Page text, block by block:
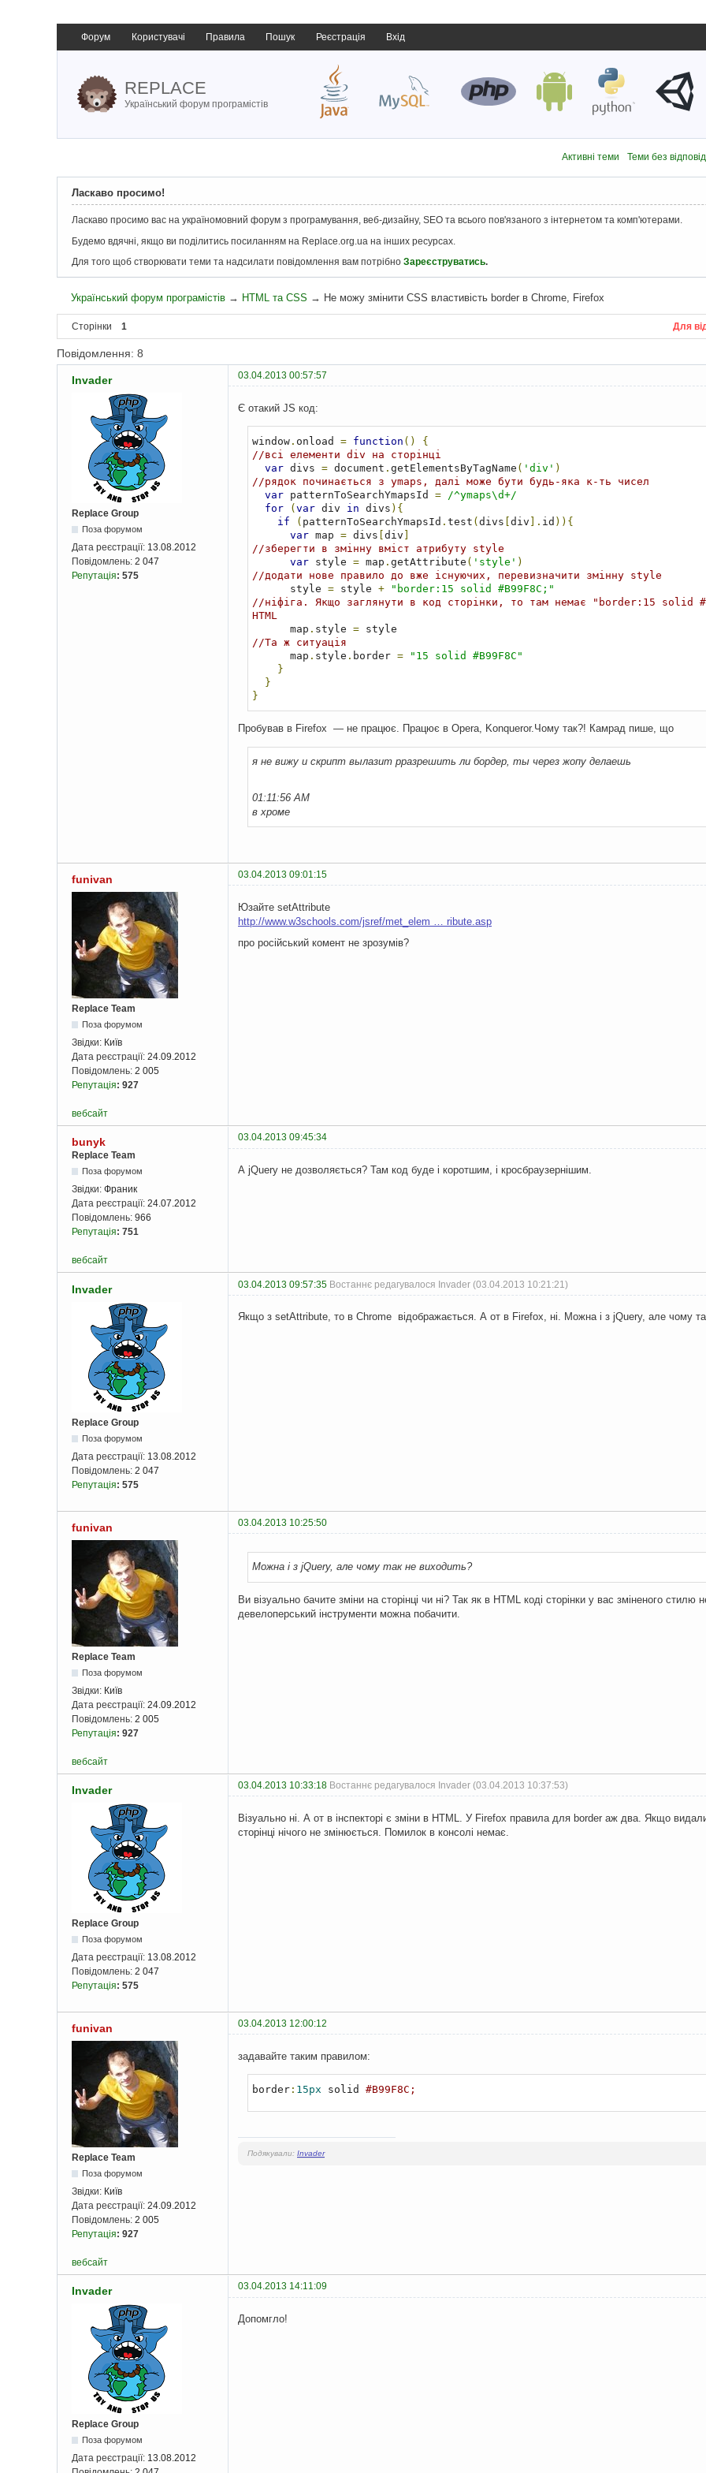
Форум Користувачі Правила Пошук Реєстрація Вхід
REPLACE
Український форум програмістів
Активні теми Теми без
Ласкаво просимо!
Ласкаво просимо вас на україномовний форум з програмування, веб-дизайну, SEO та всього пов'язаного з інтернетом та комп'ютерами.
Будемо вдячні, якщо ви поділитись посиланням на Replace.org.ua на інших ресурсах.
Для того щоб створювати теми та надсилати повідомлення вам потрібно Зареєструватись.
Український форум програмістів → HTML та CSS → Не можу змінити CSS властивість border в Chrome, Firefox
Сторінки 1 Для
Повідомлення: 8
Invader 03.04.2013 00:57:57
Replace Group
Поза форумом
Дата реєстрації: 13.08.2012
Повідомлень: 2 047
Репутація: 575
Є отакий JS код:
window. onload = function ()
{
//всі елементи div на сторінці
var divs = document . getElementsByTagName ( 'div' )
//рядок починається з ymaps, далі може бути будь-яка к-ть чисел
var patternToSearchYmapsId =
/^ymaps\d+/
for
( var div in divs ){
if
( patternToSearchYmapsId . test ( divs div ]. id )){
var map = divs div
//зберегти в змінну вміст атрибуту style
var style = map . getAttribute ( 'style' )
//додати нове правило до вже існуючих, перевизначити змінну style
      style
= style +
"border:15 solid #B99F8C;"
//ніфіга. Якщо заглянути в код сторінки, то там немає "border:15 solid
HTML
      map
. style =
//Та ж ситуація
      map
. style . border =
"15 solid #B99F8C"
}
}
}
Пробував в Firefox — не працює. Працює в Opera, Konqueror.Чому так?! Камрад пише, що
я не вижу и скрипт вылазит рразрешить ли бордер, ты через жопу делаешь
01:11:56 AM
в хроме
funivan 03.04.2013 09:01:15
Replace Team
Поза форумом
Звідки: Київ
Дата реєстрації: 24.09.2012
Повідомлень: 2 005
Репутація: 927
Юзайте setAttribute
http://www.w3schools.com/jsref/met_elem … ribute.asp
про російський комент не зрозумів?
вебсайт
bunyk
03.04.2013 09:45:34
Replace Team
Поза форумом
Звідки: Франик
Дата реєстрації: 24.07.2012
Повідомлень: 966
Репутація: 751
А jQuery не дозволяється? Там код буде і коротшим, і кросбраузернішим.
вебсайт
Invader 03.04.2013 09:57:35 Востаннє редагувалося Invader (03.04.2013 10:21:21)
Replace Group
Поза форумом
Дата реєстрації: 13.08.2012
Повідомлень: 2 047
Репутація: 575
Якщо з setAttribute, то в Chrome відображається. А от в Firefox, ні. Можна і з jQuery, але чому
funivan 03.04.2013 10:25:50
Replace Team
Поза форумом
Звідки: Київ
Дата реєстрації: 24.09.2012
Повідомлень: 2 005
Репутація: 927
Можна і з jQuery, але чому так не виходить?
Ви візуально бачите зміни на сторінці чи ні? Так як в HTML коді сторінки у вас зміненого
девелоперський інструменти можна побачити.
вебсайт
Invader 03.04.2013 10:33:18 Востаннє редагувалося Invader (03.04.2013 10:37:53)
Replace Group
Поза форумом
Дата реєстрації: 13.08.2012
Повідомлень: 2 047
Репутація: 575
Візуально ні. А от в інспекторі є зміни в HTML. У Firefox правила для border аж два. Якщо
сторінці нічого не змінюється. Помилок в консолі немає.
funivan 03.04.2013 12:00:12
Replace Team
Поза форумом
Звідки: Київ
Дата реєстрації: 24.09.2012
Повідомлень: 2 005
Репутація: 927
задавайте таким правилом:
border: 15px solid #B99F8C;
Подякували: Invader
вебсайт
Invader 03.04.2013 14:11:09
Replace Group
Поза форумом
Дата реєстрації: 13.08.2012
Допомгло!